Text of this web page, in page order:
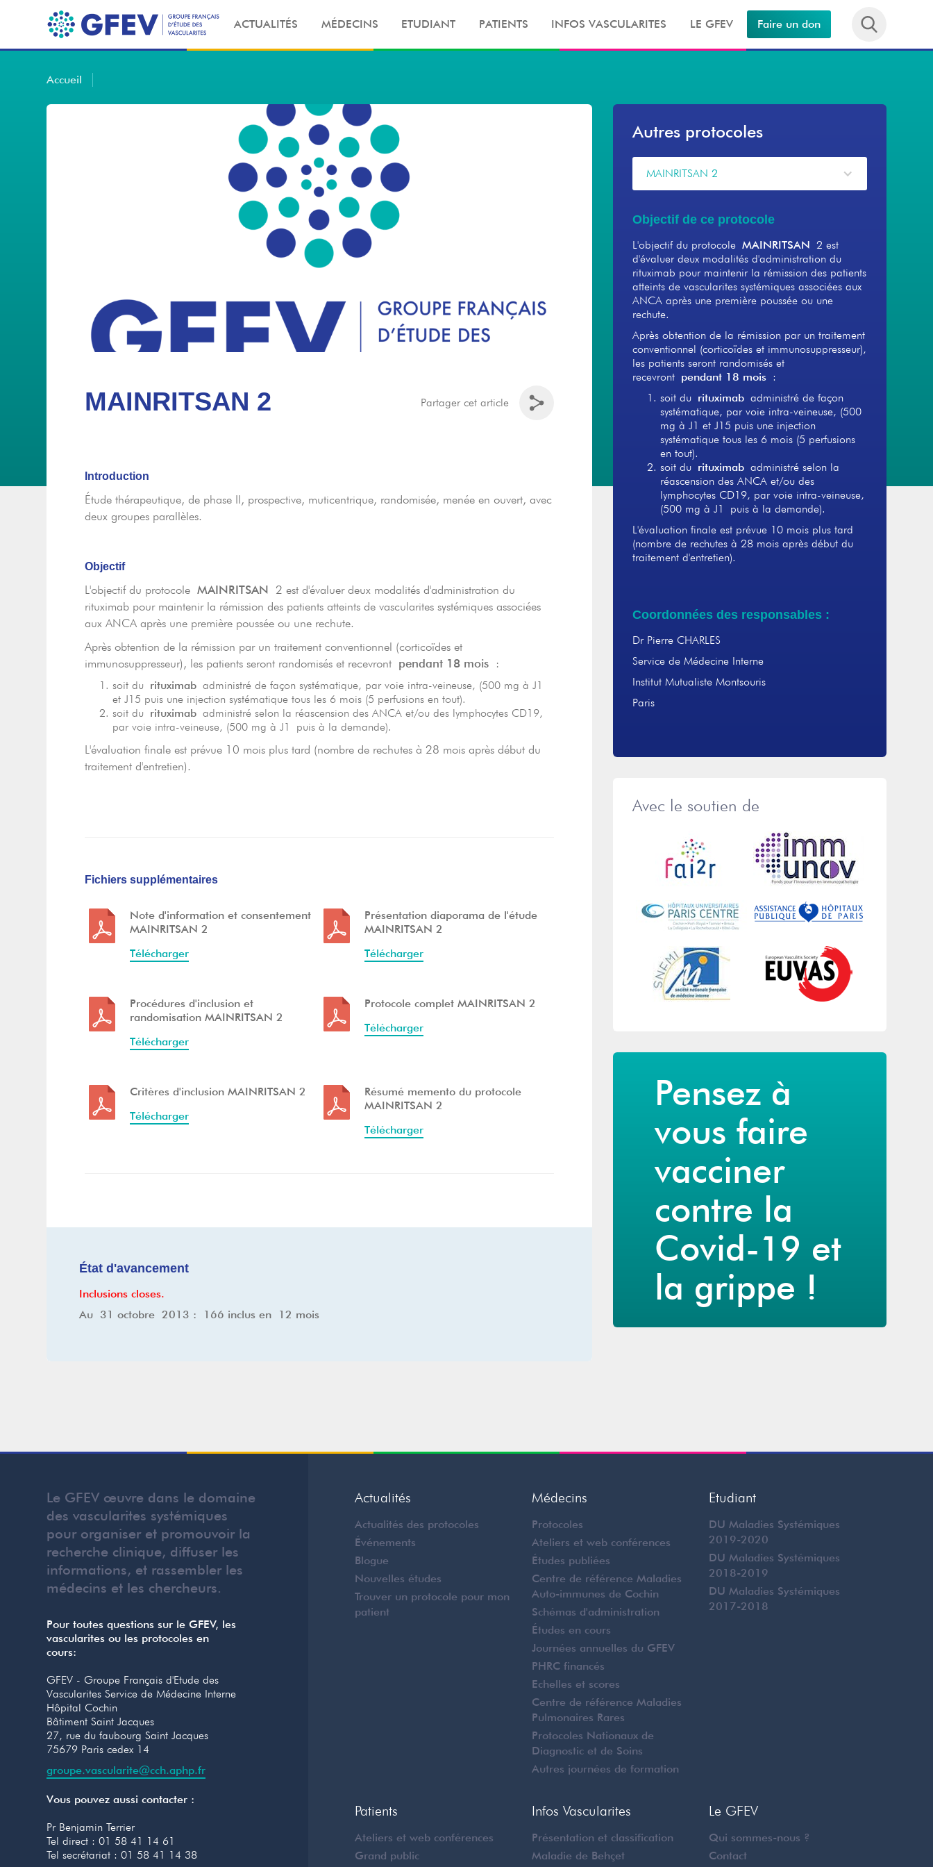
ACTUALITÉS MÉDECINS ETUDIANT PATIENTS INFOS VASCULARITES LE GFEV Faire un don
Accueil
Partager cet article
MAINRITSAN 2
Introduction
Étude thérapeutique, de phase II, prospective, muticentrique, randomisée, menée en ouvert, avec
deux groupes parallèles.
Objectif
L'objectif du protocoleMAINRITSAN 2 est d'évaluer deux modalités d'administration du
rituximab pour maintenir la rémission des patients atteints de vascularites systémiques associées
aux ANCA après une première poussée ou une rechute.
Après obtention de la rémission par un traitement conventionnel (corticoïdes et
immunosuppresseur), les patients seront randomisés et recevront pendant 18 mois :
soit du rituximab administré de façon systématique, par voie intra-veineuse, (500 mg à J1
et J15 puis une injection systématique tous les 6 mois (5 perfusions en tout).
soit du rituximab administré selon la réascension des ANCA et/ou des lymphocytes CD19,
par voie intra-veineuse, (500 mg à J1 puis à la demande).
L'évaluation finale est prévue 10 mois plus tard (nombre de rechutes à 28 mois après début du
traitement d'entretien).
Fichiers supplémentaires
Critères d'inclusion MAINRITSAN 2
Télécharger
Résumé memento du protocole
MAINRITSAN 2
Télécharger
Procédures d'inclusion et
randomisation MAINRITSAN 2
Télécharger
Protocole complet MAINRITSAN 2
Télécharger
Note d'information et consentement
MAINRITSAN 2
Télécharger
Présentation diaporama de l'étude
MAINRITSAN 2
Télécharger
État d'avancement
Inclusions closes.
Au 31 octobre 2013 : 166 inclus en 12 mois
Autres protocoles
MAINRITSAN 2
Objectif de ce protocole
L'objectif du protocole MAINRITSAN 2 est
d'évaluer deux modalités d'administration du
rituximab pour maintenir la rémission des patients
atteints de vascularites systémiques associées aux
ANCA après une première poussée ou une
rechute.
Après obtention de la rémission par un traitement
conventionnel (corticoïdes et immunosuppresseur),
les patients seront randomisés et
recevront pendant 18 mois:
soit du rituximab administré de façon
systématique, par voie intra-veineuse, (500
mg à J1 et J15 puis une injection
systématique tous les 6 mois (5 perfusions
en tout).
soit du rituximab administré selon la
réascension des ANCA et/ou des
lymphocytes CD19, par voie intra-veineuse,
(500 mg à J1 puis à la demande).
L'évaluation finale est prévue 10 mois plus tard
(nombre de rechutes à 28 mois après début du
traitement d'entretien).
Coordonnées des responsables :
Dr Pierre CHARLES
Service de Médecine Interne
Institut Mutualiste Montsouris
Paris
Avec le soutien de
Pensez à
vous faire
vacciner
contre la
Covid-19 et
la grippe !
Le GFEV œuvre dans le domaine
des vascularites systémiques
pour organiser et promouvoir la
recherche clinique, diffuser les
informations, et rassembler les
médecins et les chercheurs.
Pour toutes questions sur le GFEV, les
vascularites ou les protocoles en
cours:
GFEV - Groupe Français d'Etude des
Vascularites Service de Médecine Interne
Hôpital Cochin
Bâtiment Saint Jacques
27, rue du faubourg Saint Jacques
75679 Paris cedex 14
groupe.vascularite@cch.aphp.fr
Vous pouvez aussi contacter :
Pr Benjamin Terrier
‍Tel direct : 01 58 41 14 61
Tel secrétariat : 01 58 41 14 38
Actualités
Actualités des protocoles
Événements
Blogue
Nouvelles études
Trouver un protocole pour mon
patient
Médecins
Protocoles
Ateliers et web conférences
Études publiées
Centre de référence Maladies
Auto-immunes de Cochin
Schémas d'administration
Études en cours
Journées annuelles du GFEV
PHRC financés
Echelles et scores
Centre de référence Maladies
Pulmonaires Rares
Protocoles Nationaux de
Diagnostic et de Soins
Autres journées de formation
Etudiant
DU Maladies Systémiques
2019-2020
DU Maladies Systémiques
2018-2019
DU Maladies Systémiques
2017-2018
Patients
Ateliers et web conférences
Grand public
Infos Vascularites
Présentation et classification
Maladie de Behçet
Le GFEV
Qui sommes-nous ?
Contact